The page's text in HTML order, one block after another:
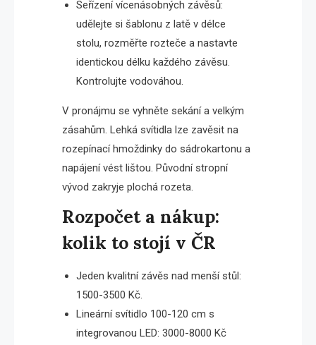
Seřízení vícenásobných závěsů:
udělejte si šablonu z latě v délce
stolu, rozměřte rozteče a nastavte
identickou délku každého závěsu.
Kontrolujte vodováhou.
V pronájmu se vyhněte sekání a velkým
zásahům. Lehká svítidla lze zavěsit na
rozepínací hmoždinky do sádrokartonu a
napájení vést lištou. Původní stropní
vývod zakryje plochá rozeta.
Rozpočet a nákup:
kolik to stojí v ČR
Jeden kvalitní závěs nad menší stůl:
1500-3500 Kč.
Lineární svítidlo 100-120 cm s
integrovanou LED: 3000-8000 Kč